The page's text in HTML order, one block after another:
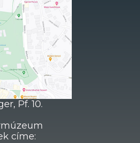
Pf. 10.
címe: